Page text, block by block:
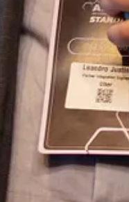
de suas APIs e
e outras métricas
análise e relatórios da
altamente benéfica para
e melhorar a eficiência
conforme planejado.
à marca.